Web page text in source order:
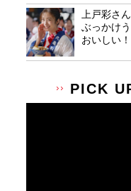
上戸彩さ
ぶっかけ
おいしい！
PICK